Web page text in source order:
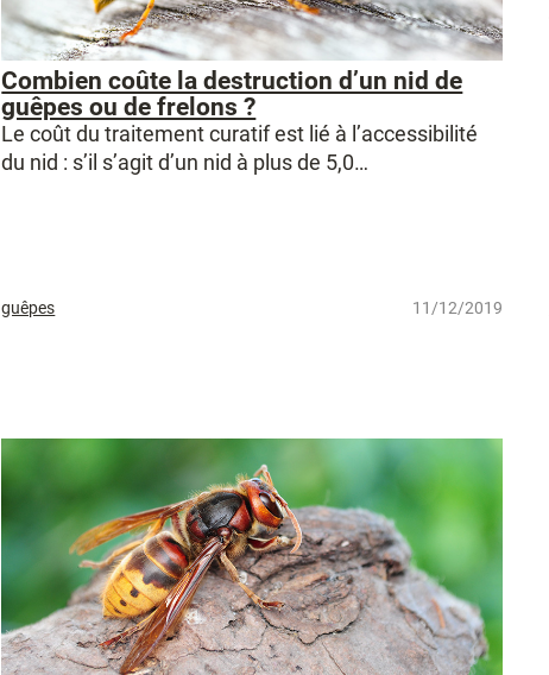
Combien coûte la destruction d’un nid de
guêpes ou de frelons ?
Le coût du traitement curatif est lié à l’accessibilité
du nid : s’il s’agit d’un nid à plus de 5,0…
guêpes 11/12/2019